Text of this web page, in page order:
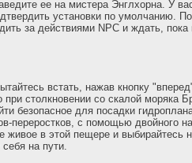
ее на мистера Энглхорна. У
установки по умолчанию.
за действиями NPC и ждать, пока
встать, нажав кнопку
столкновении со скалой моряка
безопасное для посадки
переростков, с помощью двойного
живое в этой пещере и выбирайтесь
на пути.